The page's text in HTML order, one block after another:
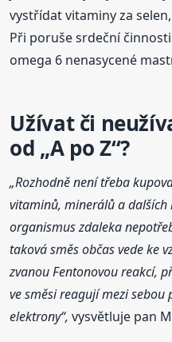
vystřídat vitaminy za
Při poruše srdeční
omega 6 nenasycené
Užívat či
od „A po Z“?
„Rozhodně není třeba
vitaminů, minerálů a dalších
organismus zdaleka
taková směs občas vede ke
zvanou Fentonovou reakcí,
ve směsi reagují mezi
elektrony“, vysvětluje pan